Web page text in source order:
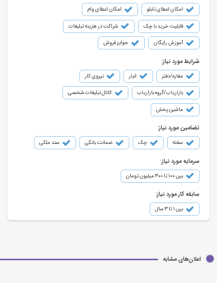
امکان اعطای تابلو امکان اعطای وام
قابلیت خرید با چک شراکت در هزینه تبلیغات
آموزش رایگان جوایز فروش
شرایط مورد نیاز:
مغازه/دفتر انبار نیروی کار
بازاریاب/گروه بازاریاب کانال تبلیغات شخصی
ماشین پخش
تضامین مورد نیاز:
سفته چک ضمانت بانکی سند ملکی
سرمایه مورد نیاز:
بین ۱۰۰ تا ۳۰۰ میلیون تومان
سابقه کار مورد نیاز:
بین ۱ تا ۳ سال
اعلان‌های مشابه